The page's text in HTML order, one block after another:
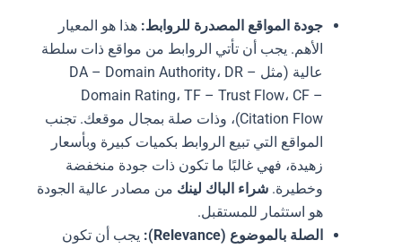
جودة المواقع المصدرة للروابط:هذا هو المعيار
الأهم. يجب أن تأتي الروابط من مواقع ذات سلطة
عالية (مثل DA – Domain Authority، DR –
Domain Rating، TF – Trust Flow، CF –
Citation Flow)، وذات صلة بمجال موقعك. تجنب
المواقع التي تبيع الروابط بكميات كبيرة وبأسعار
زهيدة، فهي غالبًا ما تكون ذات جودة منخفضة
وخطيرة.شراء الباك لينكمن مصادر عالية الجودة
هو استثمار للمستقبل.
الصلة بالموضوع (Relevance):
يجب أن تكون